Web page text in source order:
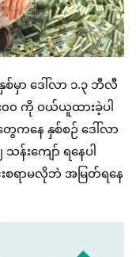
စ်မှာ ဒေါ်လာ ၁.၃ ဘီလီ
၀ ကို ဝယ်ယူထားခဲ့ပါ
နေ နှစ်စဉ် ဒေါ်လာ
န်းကျော် ရနေပါ
ရာမလိုဘဲ အမြတ်ရနေ